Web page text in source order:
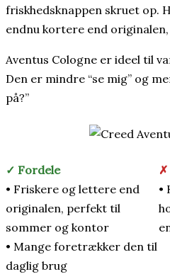
friskhedsknappen skruet op.
endnu kortere end
Aventus Cologne er ideel til
Den er mindre “se mig” og
på?”
✓ Fordele
• Friskere og lettere end
originalen, perfekt til
sommer og kontor
• Mange foretrækker den til
daglig brug
✗
•